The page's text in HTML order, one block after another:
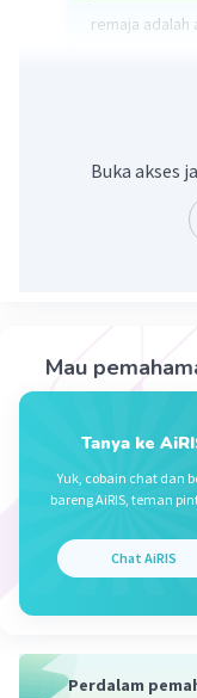
remaja adalah
29 Desember
Jawaban
ditandai
emosional,
berada
tahun
Buka akses
Mau
Tanya ke
Yuk, cobain chat dan
bareng AiRIS, teman
Chat AiRIS
Perdalam